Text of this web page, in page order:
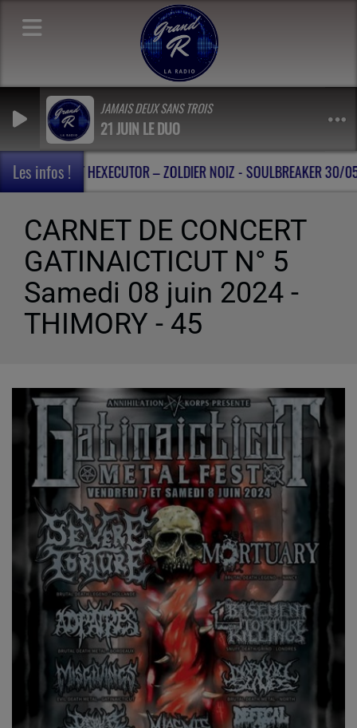
JAMAIS DEUX SANS TROIS
21 JUIN LE DUO
Les infos !
SEIGNAL (33) CARNET DE CONCERT HEXECUTOR –
CARNET DE CONCERT
GATINAICTICUT N° 5
Samedi 08 juin 2024 -
THIMORY - 45